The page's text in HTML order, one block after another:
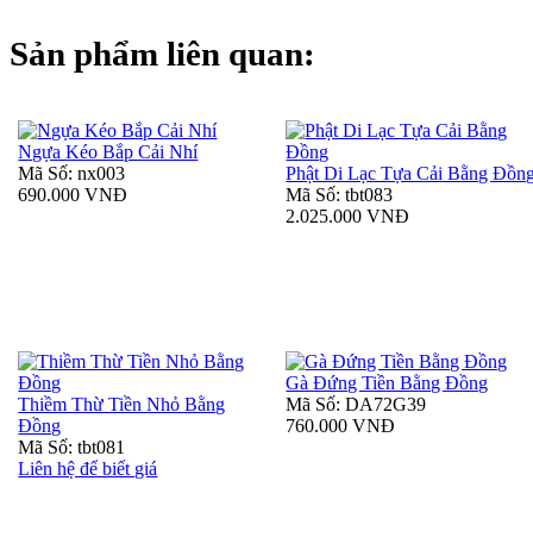
Sản phẩm liên quan:
Ngựa Kéo Bắp Cải Nhí
Mã Số: nx003
690.000 VNĐ
Phật Di Lạc Tựa Cải Bằng
Mã Số: tbt083
2.025.000 VNĐ
Thiềm Thừ Tiền Nhỏ Bằng
Đồng
Mã Số: tbt081
Liên hệ để biết giá
Gà Đứng Tiền Bằng Đồng
Mã Số: DA72G39
760.000 VNĐ